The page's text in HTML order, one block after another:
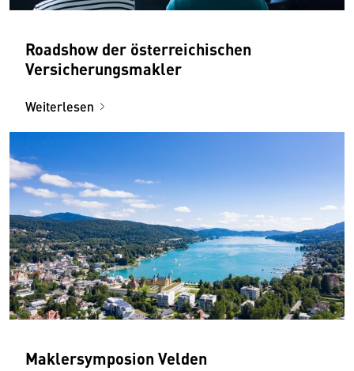
Roadshow der österreichischen
Versicherungsmakler
Weiterlesen
Maklersymposion Velden